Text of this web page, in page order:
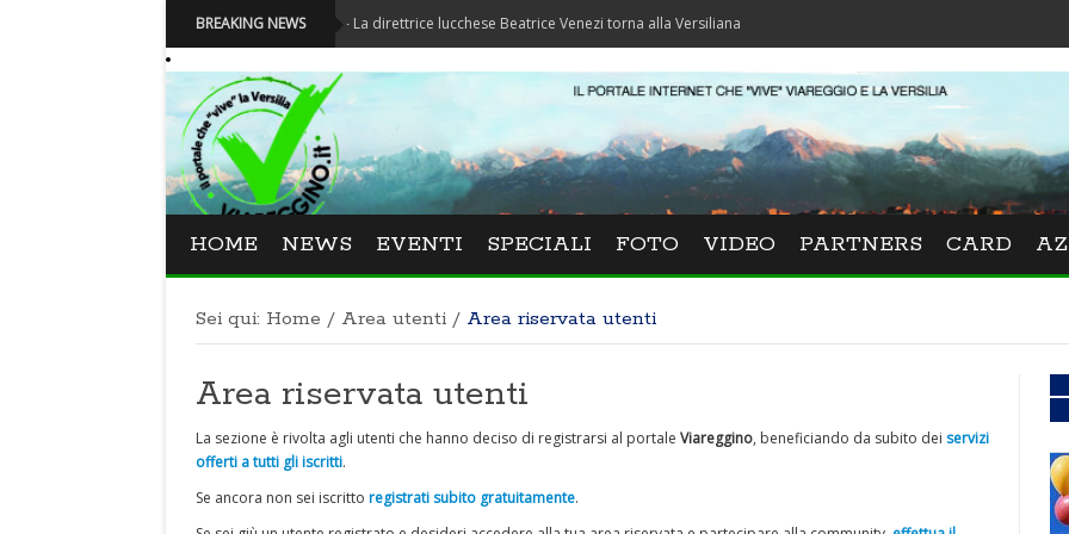
BREAKING NEWS
Festival La Versiliana - La direttrice lucchese Beatrice Venezi torna alla Versiliana
HOME NEWS EVENTI SPECIALI FOTO VIDEO PARTNERS CARD
Sei qui: Home / Area utenti / Area riservata utenti
Area riservata utenti
La sezione è rivolta agli utenti che hanno deciso di registrarsi al portale Viareggino, beneficiando da subito dei servizi
offerti a tutti gli iscritti.
Se ancora non sei iscritto registrati subito gratuitamente.